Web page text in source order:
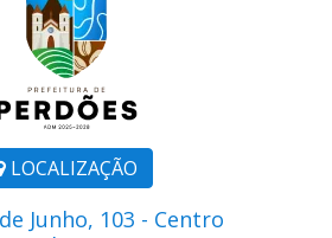
LOCALIZAÇÃO
Junho, 103 - Centro